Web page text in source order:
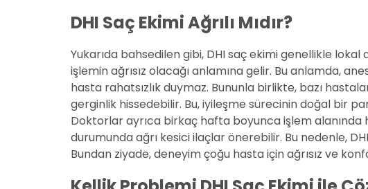
DHI Saç Ekimi Ağrılı Mıdır?
Yukarıda bahsedilen gibi, DHI saç ekimi genellikle
işlemin ağrısız olacağı anlamına gelir. Bu anlamda,
hasta rahatsızlık duymaz. Bununla birlikte, bazı
gerginlik hissedebilir. Bu, iyileşme sürecinin doğal bir
Doktorlar ayrıca birkaç hafta boyunca işlem alanında
durumunda ağrı kesici ilaçlar önerebilir. Bu nedenle,
Bundan ziyade, deneyim çoğu hasta için ağrısız ve